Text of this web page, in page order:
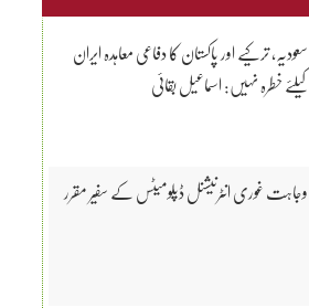
سعودیہ، ترکیے اور پاکستان کا دفاعی معاہدہ ایران
کیلئے خطرہ نہیں: اسماعیل بقائی
وجاہت غوری انٹرنیشنل ڈپلومیٹس کے سفیر مقرر